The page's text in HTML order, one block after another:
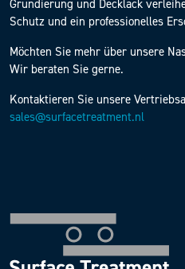
Grundierung und Decklack
Schutz und ein professionelles
Möchten Sie mehr über unsere
Wir beraten Sie gerne.
Kontaktieren Sie unsere
sales@surfacetreatment.nl